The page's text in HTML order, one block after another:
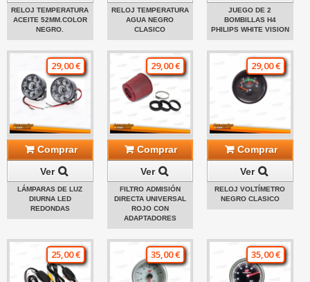
RELOJ TEMPERATURA
ACEITE 52MM.COLOR
NEGRO.
RELOJ TEMPERATURA
AGUA NEGRO
CLASICO
JUEGO DE 2
BOMBILLAS H4
PHILIPS WHITE VISION
29,00 €
Comprar
Ver
LÁMPARAS DE LUZ
DIURNA LED
REDONDAS
29,00 €
Comprar
Ver
FILTRO ADMISIÓN
DIRECTA UNIVERSAL
ROJO CON
ADAPTADORES
29,00 €
Comprar
Ver
RELOJ VOLTÍMETRO
NEGRO CLASICO
25,00 € 35,00 € 35,00 €